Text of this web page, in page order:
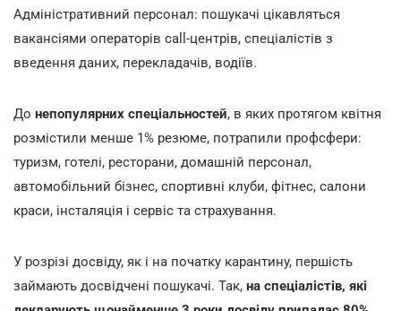
Адміністративний персонал: пошукачі цікавляться
вакансіями операторів call-центрів, спеціалістів з
введення даних, перекладачів, водіїв.
До непопулярних спеціальностей, в яких протягом квітня
розмістили менше 1% резюме, потрапили профсфери:
туризм, готелі, ресторани, домашній персонал,
автомобільний бізнес, спортивні клуби, фітнес, салони
краси, інсталяція і сервіс та страхування.
У розрізі досвіду, як і на початку карантину, першість
займають досвідчені пошукачі. Так, на спеціалістів, які